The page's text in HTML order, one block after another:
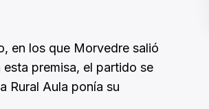
en los que Morvedre salió
premisa, el partido se
Rural Aula ponía su